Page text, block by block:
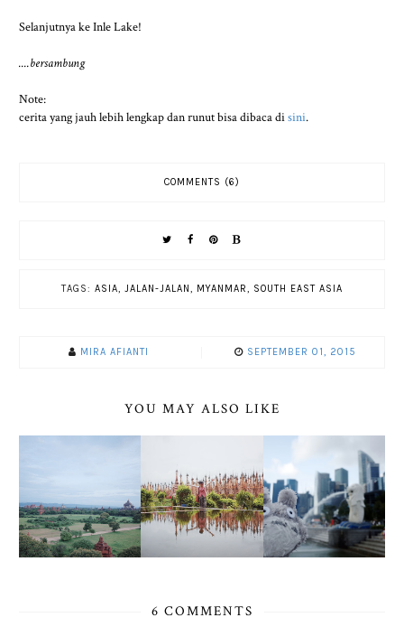
Selanjutnya ke Inle Lake!
....bersambung
Note:
cerita yang jauh lebih lengkap dan runut bisa dibaca disini.
COMMENTS (6)
TAGS: ASIA, JALAN-JALAN, MYANMAR, SOUTH EAST ASIA
MIRA AFIANTI SEPTEMBER 01, 2015
YOU MAY ALSO LIKE
6 COMMENTS